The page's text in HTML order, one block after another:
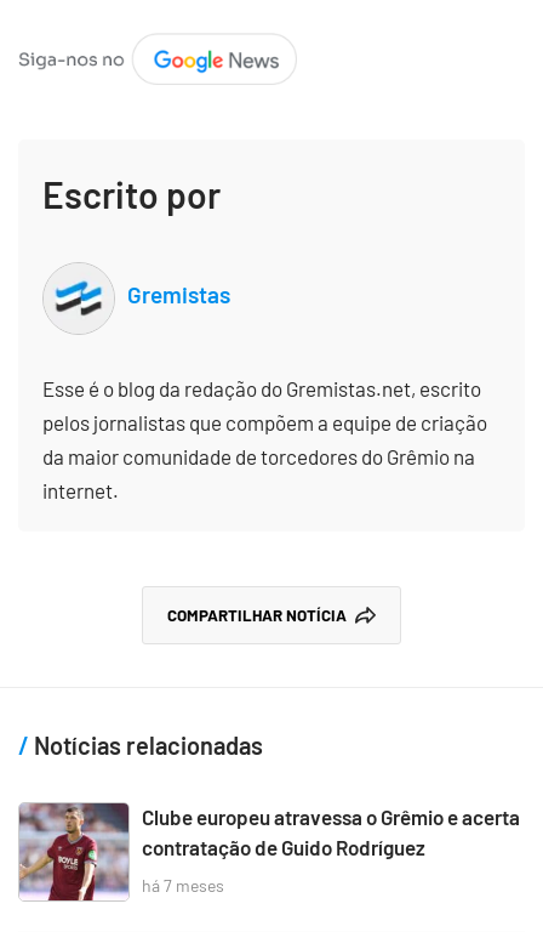
Escrito por
Gremistas
Esse é o blog da redação do Gremistas.net, escrito
pelos jornalistas que compõem a equipe de criação
da maior comunidade de torcedores do Grêmio na
internet.
COMPARTILHAR NOTÍCIA
Notícias relacionadas
Clube europeu atravessa o Grêmio e acerta
contratação de Guido Rodríguez
há 7 meses